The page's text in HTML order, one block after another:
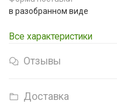
в разобранном виде
Все характеристики
Отзывы
Доставка